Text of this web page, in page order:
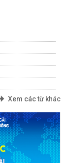
Xem các từ khác